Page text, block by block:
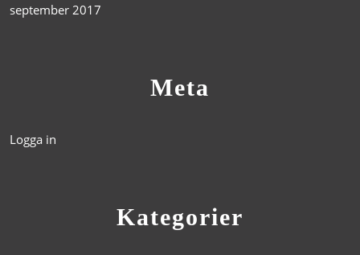
september 2017
Meta
Logga in
Kategorier